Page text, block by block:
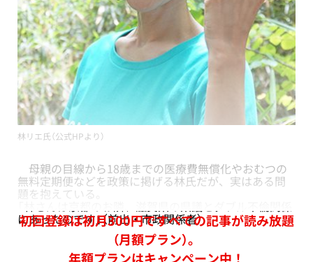
林リエ氏（公式HPより）
母親の目線から18歳までの医療費無償化やおむつの
無料定期便などを政策に掲げる林氏だが、実はある問
題を抱えている。
にあったのです」（前出・市政関係者）
初回登録は初月300円ですべての記事が読み放題
（月額プラン）。
年額プランはキャンペーン中！